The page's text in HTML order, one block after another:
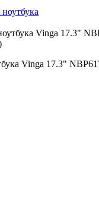
Vinga 17.3"